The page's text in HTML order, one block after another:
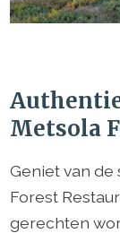
Metsola
Geniet van de
Forest
gerechten